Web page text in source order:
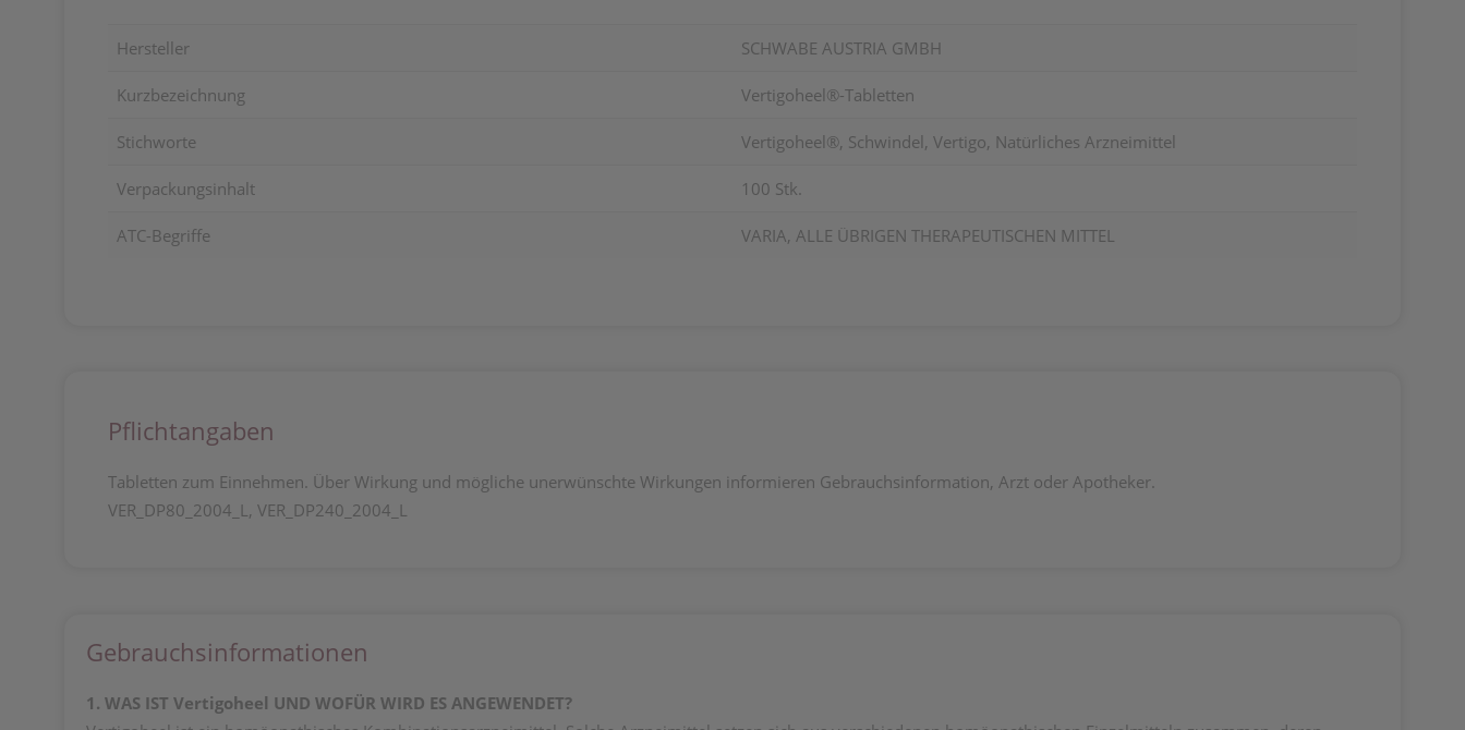
Hersteller SCHWABE AUSTRIA GMBH
Kurzbezeichnung Vertigoheel®-Tabletten
Stichworte Vertigoheel®, Schwindel, Vertigo, Natürliches Arzneimittel
Verpackungsinhalt 100 Stk.
ATC-Begriffe VARIA, ALLE ÜBRIGEN THERAPEUTISCHEN MITTEL
Pflichtangaben
Tabletten zum Einnehmen. Über Wirkung und mögliche unerwünschte Wirkungen informieren Gebrauchsinformation, Arzt oder Apotheker.
VER_DP80_2004_L, VER_DP240_2004_L
Gebrauchsinformationen
1. WAS IST Vertigoheel UND WOFÜR WIRD ES ANGEWENDET?